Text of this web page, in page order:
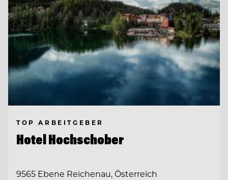
TOP ARBEITGEBER
Hotel Hochschober
9565 Ebene Reichenau, Österreich